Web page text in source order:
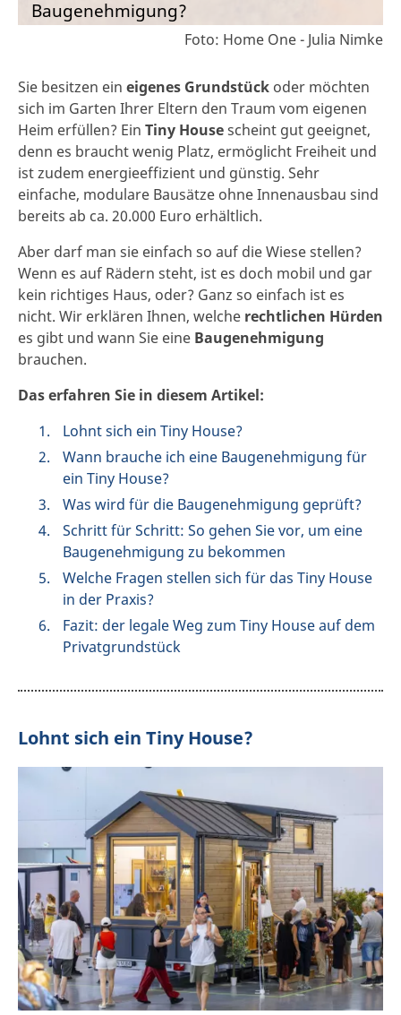
Baugenehmigung?
Foto: Home One - Julia Nimke
Sie besitzen ein eigenes Grundstück oder möchten
sich im Garten Ihrer Eltern den Traum vom eigenen
Heim erfüllen? Ein Tiny Housescheint gut geeignet,
denn es braucht wenig Platz, ermöglicht Freiheit und
ist zudem energieeffizient und günstig. Sehr
einfache, modulare Bausätze ohne Innenausbau sind
bereits ab ca. 20.000 Euro erhältlich.
Aber darf man sie einfach so auf die Wiese stellen?
Wenn es auf Rädern steht, ist es doch mobil und gar
kein richtiges Haus, oder? Ganz so einfach ist es
nicht. Wir erklären Ihnen, welche rechtlichen Hürden
es gibt und wann Sie eine Baugenehmigung
brauchen.
Das erfahren Sie in diesem Artikel:
Lohnt sich ein Tiny House?
Wann brauche ich eine Baugenehmigung für
ein Tiny House?
Was wird für die Baugenehmigung geprüft?
Schritt für Schritt: So gehen Sie vor, um eine
Baugenehmigung zu bekommen
Welche Fragen stellen sich für das Tiny House
in der Praxis?
Fazit: der legale Weg zum Tiny House auf dem
Privatgrundstück
Lohnt sich ein Tiny House?